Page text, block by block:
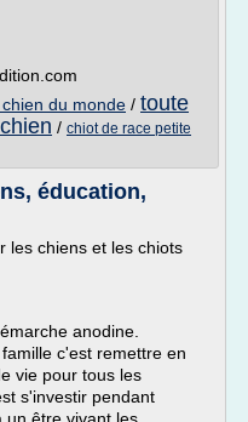
du monde / toute
/ chiot de race petite
éducation,
les chiens et les chiots
anodine.
c'est remettre en
vie pour tous les
s'investir pendant